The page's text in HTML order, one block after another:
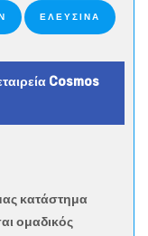
ΕΛΕΥΣΙΝΑ
Cosmos
κατάστημα
ομαδικός